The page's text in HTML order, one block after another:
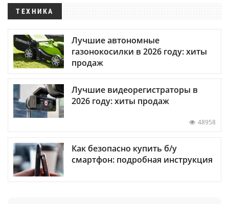
ТЕХНИКА
Лучшие автономные
газонокосилки в 2026 году: хиты
продаж
Лучшие видеорегистраторы в
2026 году: хиты продаж
48958
Как безопасно купить б/у
смартфон: подробная инструкция